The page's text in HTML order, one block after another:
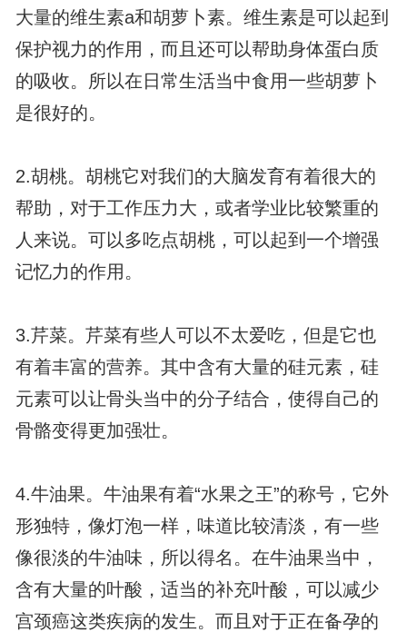
大量的维生素a和胡萝卜素。维生素是可以起到
保护视力的作用，而且还可以帮助身体蛋白质
的吸收。所以在日常生活当中食用一些胡萝卜
是很好的。
2.胡桃。胡桃它对我们的大脑发育有着很大的
帮助，对于工作压力大，或者学业比较繁重的
人来说。可以多吃点胡桃，可以起到一个增强
记忆力的作用。
3.芹菜。芹菜有些人可以不太爱吃，但是它也
有着丰富的营养。其中含有大量的硅元素，硅
元素可以让骨头当中的分子结合，使得自己的
骨骼变得更加强壮。
4.牛油果。牛油果有着“水果之王”的称号，它外
形独特，像灯泡一样，味道比较清淡，有一些
像很淡的牛油味，所以得名。在牛油果当中，
含有大量的叶酸，适当的补充叶酸，可以减少
宫颈癌这类疾病的发生。而且对于正在备孕的